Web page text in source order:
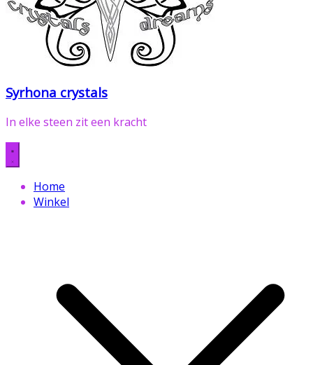
Syrhona crystals
In elke steen zit een kracht
Home
Winkel